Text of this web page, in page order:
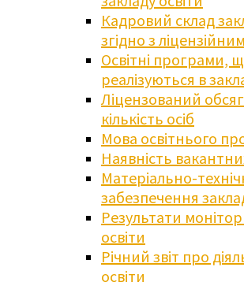
Кадровий склад
згідно з
Освітні програми,
реалізуються в
Ліцензований
кількість осіб
Мова освітнього
Наявність
Матеріально-
забезпечення
Результати
освіти
Річний звіт про
освіти